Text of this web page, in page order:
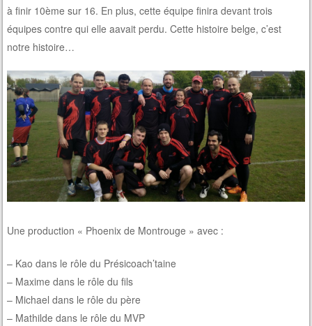
à finir 10ème sur 16. En plus, cette équipe finira devant trois
équipes contre qui elle aavait perdu. Cette histoire belge, c’est
notre histoire…
Une production « Phoenix de Montrouge » avec :
– Kao dans le rôle du Présicoach’taine
– Maxime dans le rôle du fils
– Michael dans le rôle du père
– Mathilde dans le rôle du MVP